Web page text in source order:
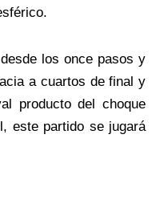
los once pasos y
a cuartos de final y
producto del choque
este partido se jugará